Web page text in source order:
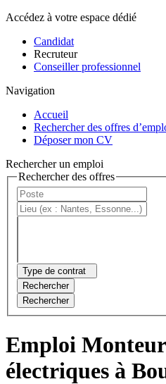
Accédez à votre espace dédié
Candidat
Recruteur
Conseiller professionnel
Navigation
Accueil
Rechercher des offres
Déposer mon CV
Rechercher un emploi
Rechercher des offres
Type de contrat
Rechercher
Rechercher
Emploi Monteur
électriques à